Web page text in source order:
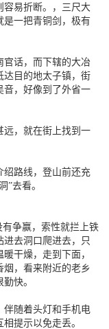
容易折断。，三尺大
是一把青铜剑，极有
官话，而下辖的大冶
达目的地太子镇，街
音，好像到了外省一
远，就在街上找到一
绍路线，登山前还充
”去看。
争赢，索性就拦上铁
去洞口爬进去，只
干燥，走到下面，
烟，看来附近的老乡
快。
伴随着头灯和手机电
提示以免走丢。